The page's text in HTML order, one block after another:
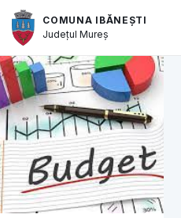
COMUNA IBĂNEȘTI
JudețulMureș